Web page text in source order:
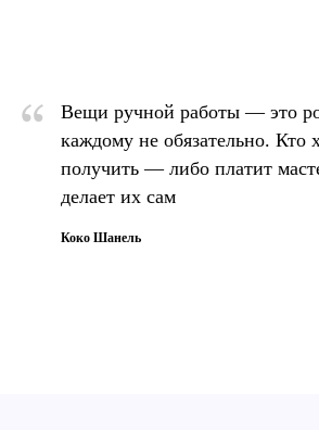
“
Вещи ручной работы — это
каждому не обязательно. Кто
получить — либо платит
делает их сам
Коко Шанель